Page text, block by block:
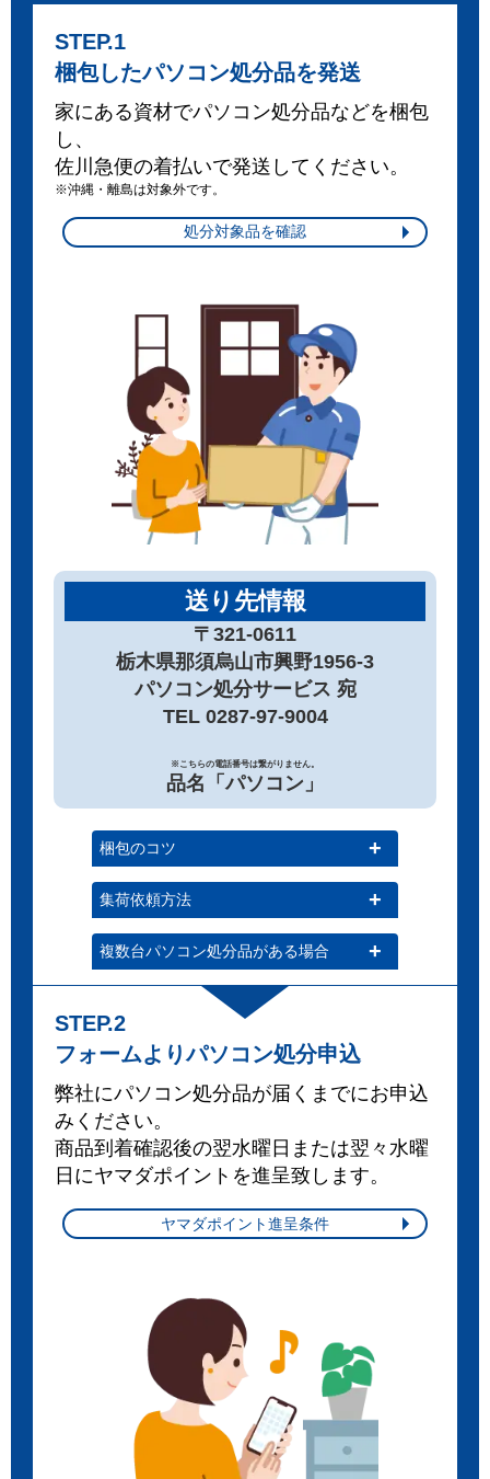
STEP.1
梱包したパソコン処分品を発送
家にある資材でパソコン処分品などを梱包
し、
佐川急便の着払いで発送してください。
※沖縄・離島は対象外です。
処分対象品を確認
送り先情報
〒321-0611
栃木県那須烏山市興野1956-3
パソコン処分サービス 宛
TEL 0287-97-9004
※こちらの電話番号は繋がりません。
品名「パソコン」
梱包のコツ
集荷依頼方法
複数台パソコン処分品がある場合
STEP.2
フォームよりパソコン処分申込
弊社にパソコン処分品が届くまでにお申込
みください。
商品到着確認後の翌水曜日または翌々水曜
日にヤマダポイントを進呈致します。
ヤマダポイント進呈条件